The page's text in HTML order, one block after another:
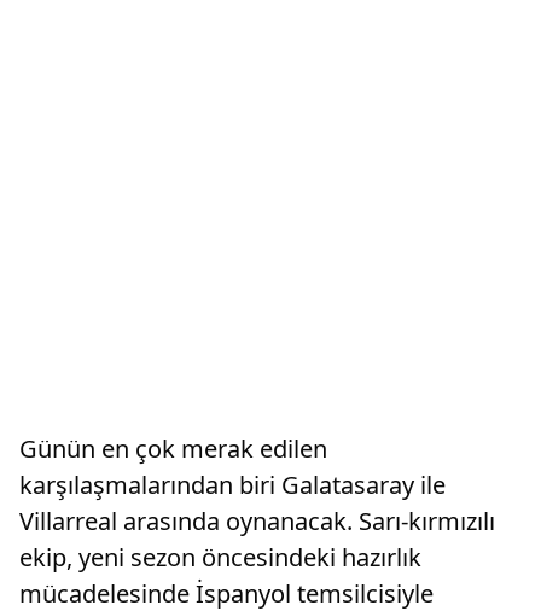
Günün en çok merak edilen
karşılaşmalarından biri Galatasaray ile
Villarreal arasında oynanacak. Sarı-kırmızılı
ekip, yeni sezon öncesindeki hazırlık
mücadelesinde İspanyol temsilcisiyle